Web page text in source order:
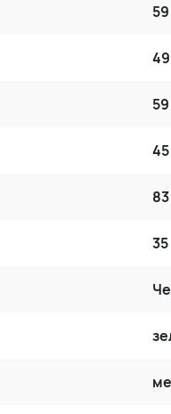
59
49
59
45
83
35